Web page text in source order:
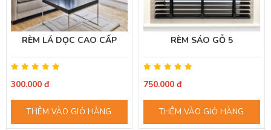
RÈM LÁ DỌC CAO CẤP
300.000 đ
THÊM VÀO GIỎ HÀNG
RÈM SÁO GỖ 5
750.000 đ
THÊM VÀO GIỎ HÀNG